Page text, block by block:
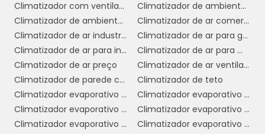
empresas podem começar a desfrutar dos
benefícios do climatizador em pouco tempo,
sem a necessidade de grandes reformas ou
complexidades.
4. Baixa Manutenção:Em comparação
com sistemas de ar condicionado que exigem
manutenção regular e troca de filtros com
frequência, os climatizadores de teto
Climatizador com ventilador
Climatizador de ambiente industrial
Climatizador de ambientes comerciais
Climatizador de ar comercial
Climatizador de ar industrial
Climatizador de ar para galpão
Climatizador de ar para indústria
Climatizador de ar para mercado
Climatizador de ar preço
Climatizador de ar ventilador
Climatizador de parede comercial
Climatizador de teto
Climatizador evaporativo comercial
Climatizador evaporativo comercial preço
Climatizador evaporativo de ar
Climatizador evaporativo de parede
Climatizador evaporativo de parede preço
Climatizador evaporativo de teto